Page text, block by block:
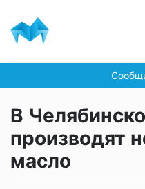
В
производят
масло